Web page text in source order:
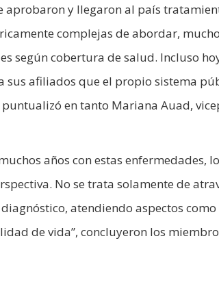
aprobaron y llegaron al país
complejas de abordar,
según cobertura de salud. Incluso
sus afiliados que el propio sistema
en tanto Mariana Auad,
años con estas enfermedades,
No se trata solamente de
atendiendo aspectos
de vida”, concluyeron los